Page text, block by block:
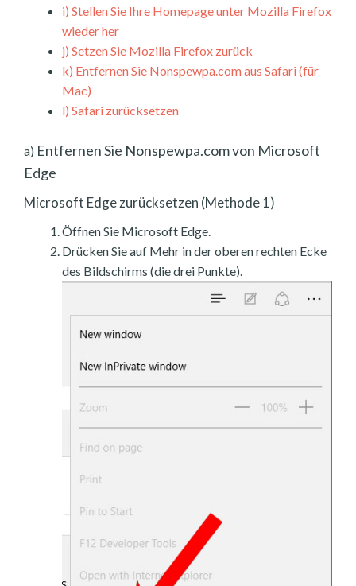
i) Stellen Sie Ihre Homepage unter Mozilla Firefox
wieder her
j) Setzen Sie Mozilla Firefox zurück
k) Entfernen Sie Nonspewpa.com aus Safari (für
Mac)
l) Safari zurücksetzen
a) Entfernen Sie Nonspewpa.com von Microsoft
Edge
Microsoft Edge zurücksetzen (Methode 1)
Öffnen Sie Microsoft Edge.
Drücken Sie auf Mehr in der oberen rechten Ecke
des Bildschirms (die drei Punkte).